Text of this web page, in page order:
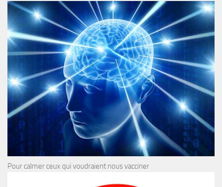
Pour calmer ceux qui voudraient nous vacciner